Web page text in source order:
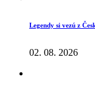
Legendy si vezú z
02. 08. 2026